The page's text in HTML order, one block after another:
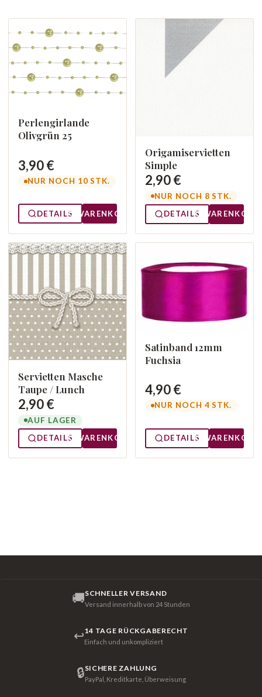
Perlengirlande
Olivgrün 25
3,90 €
NUR NOCH 10 STK.
DETAILS WARENKORB
Origamiservietten
Simple
2,90 €
NUR NOCH 8 STK.
DETAILS
WARENKORB
Servietten Masche
Taupe / Lunch
2,90 €
AUF LAGER
DETAILS
WARENKORB
Satinband 12mm
Fuchsia
4,90 €
NUR NOCH 4 STK.
DETAILS WARENKORB
🚚SCHNELLER VERSAND
Versand innerhalb von 24 Stunden
↩14 TAGE RÜCKGABERECHT
Einfach und unkompliziert
🔒SICHERE ZAHLUNG
PayPal, Kreditkarte, Überweisung